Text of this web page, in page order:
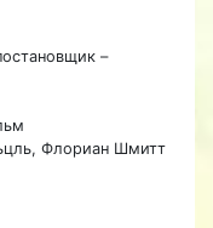
–
Флориан Шмитт